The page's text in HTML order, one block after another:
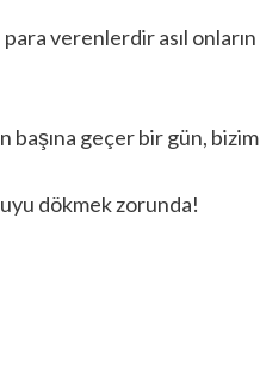
verenlerdir asıl onların
başına geçer bir gün, bizim
dökmek zorunda!